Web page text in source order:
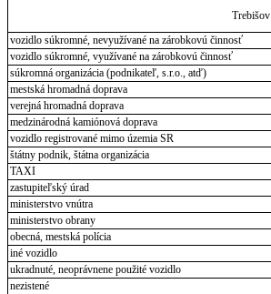
Trebišov
vozidlo súkromné, nevyužívané na zárobkovú činnosť
vozidlo súkromné, využívané na zárobkovú činnosť
súkromná organizácia (podnikateľ, s.r.o., atď)
mestská hromadná doprava
verejná hromadná doprava
medzinárodná kamiónová doprava
vozidlo registrované mimo územia SR
štátny podnik, štátna organizácia
TAXI
zastupiteľský úrad
ministerstvo vnútra
ministerstvo obrany
obecná, mestská polícia
iné vozidlo
ukradnuté, neoprávnene použité vozidlo
nezistené